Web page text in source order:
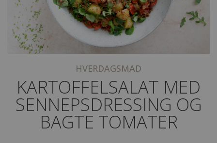
HVERDAGSMAD
KARTOFFELSALAT MED
SENNEPSDRESSING OG
BAGTE TOMATER